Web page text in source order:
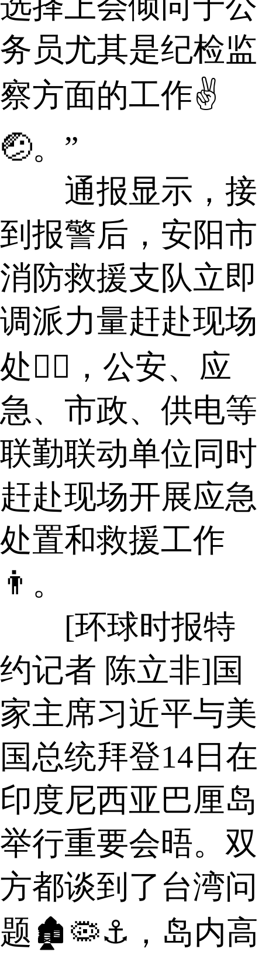
务员尤其是纪检监
察方面的工作✌
🤕。”
通报显示，接
到报警后，安阳市
消防救援支队立即
调派力量赶赴现场
处置⃣，公安、应
急、市政、供电等
联勤联动单位同时
赶赴现场开展应急
处置和救援工作
👨。
[环球时报特
约记者 陈立非]国
家主席习近平与美
国总统拜登14日在
印度尼西亚巴厘岛
举行重要会晤。双
方都谈到了台湾问
题🏚🦠⚓，岛内高